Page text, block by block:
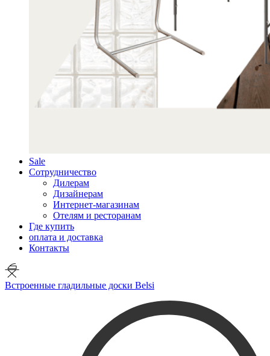
Sale
Сотрудничество
Дилерам
Дизайнерам
Интернет-магазинам
Отелям и ресторанам
Где купить
оплата и доставка
Контакты
Встроенные гладильные доски Belsi